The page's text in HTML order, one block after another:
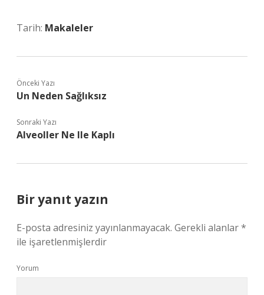
Tarih: Makaleler
Önceki Yazı
Un Neden Sağlıksız
Sonraki Yazı
Alveoller Ne Ile Kaplı
Bir yanıt yazın
E-posta adresiniz yayınlanmayacak. Gerekli alanlar*
ile işaretlenmişlerdir
Yorum